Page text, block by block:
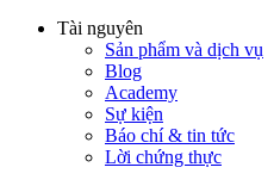
Tài nguyên
Sản phẩm và dịch vụ
Blog
Academy
Sự kiện
Báo chí & tin tức
Lời chứng thực